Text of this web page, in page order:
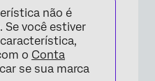
não é
Se você estiver
o Conta
se sua marca